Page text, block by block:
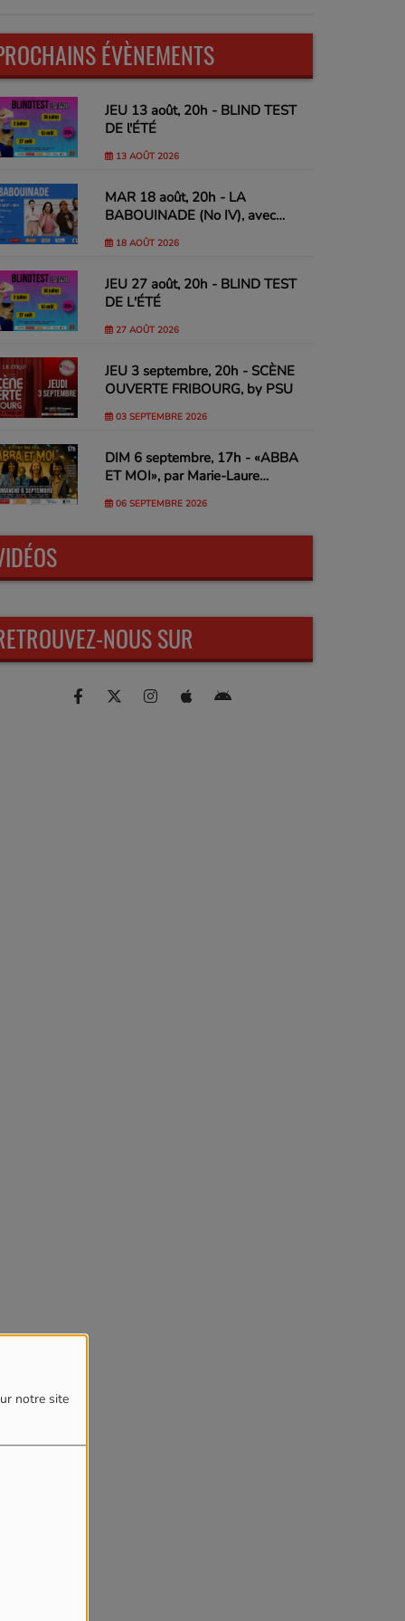
notre site
ÉVÈNEMENTS
JEU 13 août, 20h - BLIND TEST
DE l'ÉTÉ
13 AOÛT 2026
MAR 18 août, 20h - LA
BABOUINADE (No IV), avec
Margaux Lagleize, Adrien
Laplana, Alix Masson & Yacine
18 AOÛT 2026
JEU 27 août, 20h - BLIND TEST
DE L'ÉTÉ
27 AOÛT 2026
JEU 3 septembre, 20h - SCÈNE
OUVERTE FRIBOURG, by PSU
03 SEPTEMBRE 2026
DIM 6 septembre, 17h - «ABBA
ET MOI», par Marie-Laure
Sanchez
06 SEPTEMBRE 2026
NOUS SUR